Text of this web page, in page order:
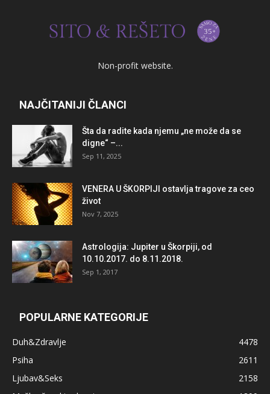
Non-profit website.
NAJČITANIJI ČLANCI
Šta da radite kada njemu „ne može da se
digne“ –...
Sep 11, 2025
VENERA U ŠKORPIJI ostavlja tragove za ceo
život
Nov 7, 2025
Astrologija: Jupiter u Škorpiji, od
10.10.2017. do 8.11.2018.
Sep 1, 2017
POPULARNE KATEGORIJE
Duh&Zdravlje
4478
Psiha
2611
Ljubav&Seks
2158